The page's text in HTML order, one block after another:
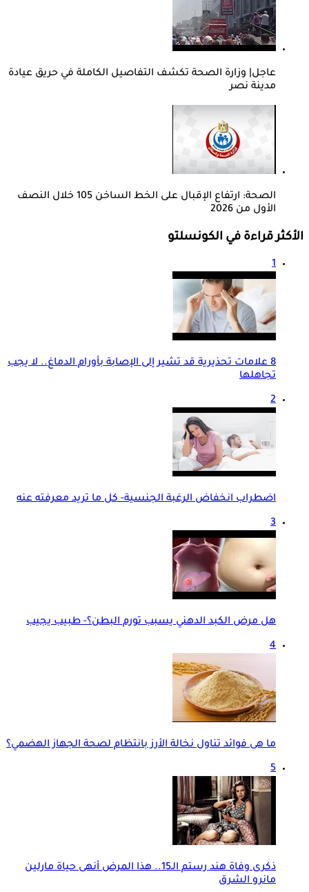
عاجل| وزارة الصحة تكشف التفاصيل الكاملة في حريق عيادة
مدينة نصر
الصحة: ارتفاع الإقبال على الخط الساخن 105 خلال النصف
الأول من 2026
الأكثر قراءة في الكونسلتو
1
8 علامات تحذيرية قد تشير إلى الإصابة بأورام الدماغ.. لا يجب
تجاهلها
2
اضطراب انخفاض الرغبة الجنسية- كل ما تريد معرفته عنه
3
هل مرض الكبد الدهني يسبب تورم البطن؟- طبيب يجيب
4
ما هى فوائد تناول نخالة الأرز بانتظام لصحة الجهاز الهضمي؟
5
ذكرى وفاة هند رستم الـ15.. هذا المرض أنهى حياة مارلين
مانرو الشرق